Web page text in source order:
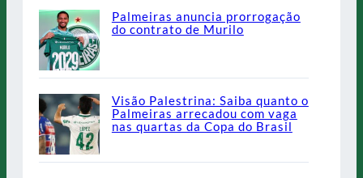
Palmeiras anuncia prorrogação
do contrato de Murilo
Visão Palestrina: Saiba quanto o
Palmeiras arrecadou com vaga
nas quartas da Copa do Brasil